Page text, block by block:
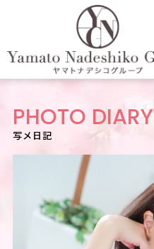
PHOTO DIARY
写メ日記